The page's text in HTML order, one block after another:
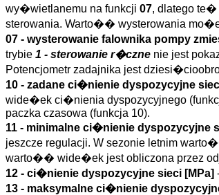
wy�wietlanemu na funkcji 07, dlatego te�
sterowania. Warto�� wysterowania
07 - wysterowanie falownika pompy
trybie 1 - sterowanie r�czne nie jest
Potencjometr zadajnika jest
10 - zadane ci�nienie dyspozycyjne
wide�ek ci�nienia dyspozycyjnego
paczka czasowa (funkcja 10).
11 - minimalne ci�nienie dyspozycyjne
jeszcze regulacji. W sezonie letnim
warto�� wide�ek jest obliczona przez
12 - ci�nienie dyspozycyjne sieci [MPa]
13 - maksymalne ci�nienie